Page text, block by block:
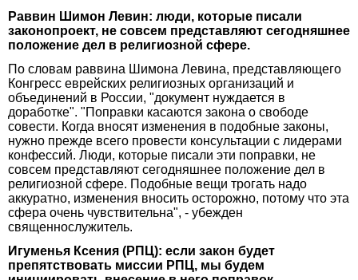
Раввин Шимон Левин: люди, которые писали
законопроект, не совсем представляют сегодняшнее
положение дел в религиозной сфере.
По словам раввина Шимона Левина, представляющего
Конгресс еврейских религиозных организаций и
объединений в России, "документ нуждается в
доработке". "Поправки касаются закона о свободе
совести. Когда вносят изменения в подобные законы,
нужно прежде всего провести консультации с лидерами
конфессий. Люди, которые писали эти поправки, не
совсем представляют сегодняшнее положение дел в
религиозной сфере. Подобные вещи трогать надо
аккуратно, изменения вносить осторожно, потому что эта
сфера очень чувствительна", - убежден
священнослужитель.
Игуменья Ксения (РПЦ): если закон будет
препятствовать миссии РПЦ, мы будем